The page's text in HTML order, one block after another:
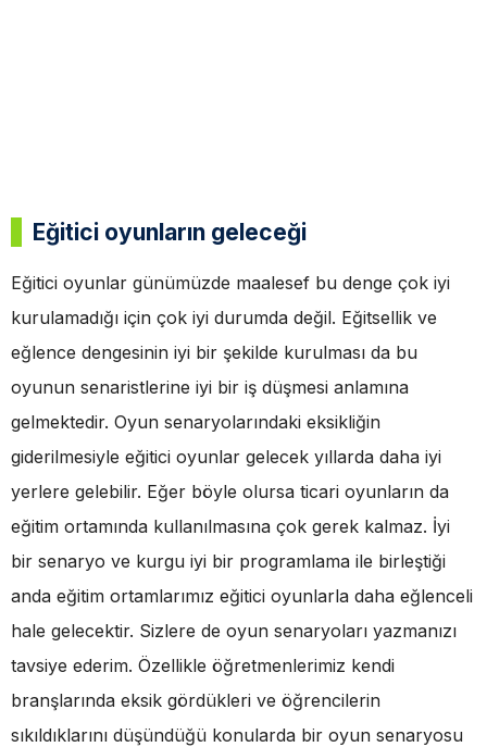
Eğitici oyunların geleceği
Eğitici oyunlar günümüzde maalesef bu denge çok iyi
kurulamadığı için çok iyi durumda değil. Eğitsellik ve
eğlence dengesinin iyi bir şekilde kurulması da bu
oyunun senaristlerine iyi bir iş düşmesi anlamına
gelmektedir. Oyun senaryolarındaki eksikliğin
giderilmesiyle eğitici oyunlar gelecek yıllarda daha iyi
yerlere gelebilir. Eğer böyle olursa ticari oyunların da
eğitim ortamında kullanılmasına çok gerek kalmaz. İyi
bir senaryo ve kurgu iyi bir programlama ile birleştiği
anda eğitim ortamlarımız eğitici oyunlarla daha eğlenceli
hale gelecektir. Sizlere de oyun senaryoları yazmanızı
tavsiye ederim. Özellikle öğretmenlerimiz kendi
branşlarında eksik gördükleri ve öğrencilerin
sıkıldıklarını düşündüğü konularda bir oyun senaryosu